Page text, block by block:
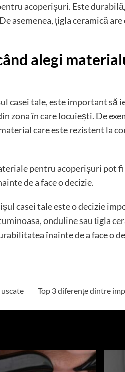
acoperișuri. Este
asemenea, țigla ceramică
alegi
casei tale, este important să
zona în care locuiești. De
care este rezistent la
pentru acoperișuri pot fi
de a face o decizie.
casei tale este o decizie
onduline sau țigla
înainte de a face o
Top 3 diferențe dintre